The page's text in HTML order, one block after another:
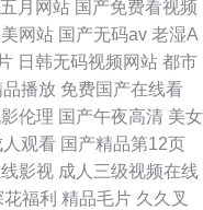
月网站 国产免费看视频
网站 国产无码av 老湿A
日韩无码视频网站 都市
播放 免费国产在线看
伦理 国产午夜高清 美女
人观看 国产精品第12页
影视 成人三级视频在线
福利 精品毛片 久久叉